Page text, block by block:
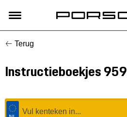
Lifestyle
Auto Accessoires
Classic
Terug
Instructieboekjes 959